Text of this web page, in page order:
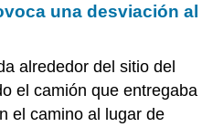
una desviación al
alrededor del sitio del
el camión que entregaba
el camino al lugar de